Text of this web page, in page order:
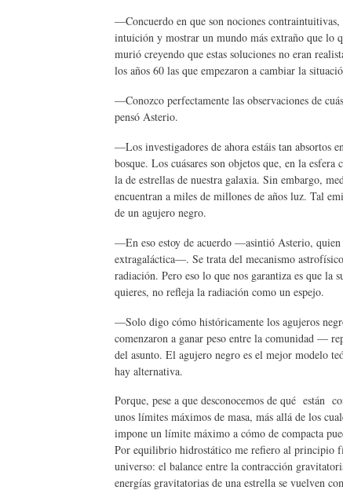
—Concuerdo en que son nociones
intuición y mostrar un mundo más extraño que lo
murió creyendo que estas soluciones no eran
los años 60 las que empezaron a cambiar la
—Conozco perfectamente las observaciones de
pensó Asterio.
—Los investigadores de ahora estáis tan absortos
bosque. Los cuásares son objetos que, en la
la de estrellas de nuestra galaxia. Sin embargo,
encuentran a miles de millones de años luz. Tal
de un agujero negro.
—En eso estoy de acuerdo —asintió Asterio, quien
extragaláctica—. Se trata del mecanismo
radiación. Pero eso lo que nos garantiza es que la
quieres, no refleja la radiación como un espejo.
—Solo digo cómo históricamente los agujeros
comenzaron a ganar peso entre la comunidad —
del asunto. El agujero negro es el mejor modelo
hay alternativa.
Porque, pese a que desconocemos de qué están
unos límites máximos de masa, más allá de los
impone un límite máximo a cómo de compacta
Por equilibrio hidrostático me refiero al principio
universo: el balance entre la contracción
energías gravitatorias de una estrella se vuelven